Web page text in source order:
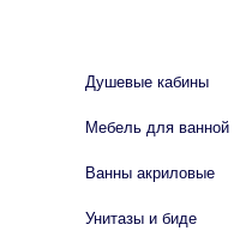
Душевые кабины
Мебель для ванной
Ванны акриловые
Унитазы и биде